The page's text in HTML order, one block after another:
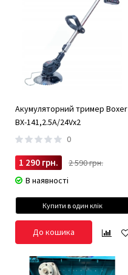
Акумуляторний тример Boxer
BX-141,2.5А/24Vx2
0
1 290 грн.
2 590 грн.
В наявності
Купити в один клік
До кошика